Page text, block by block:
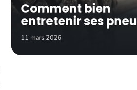
Comment bien
entretenir ses
11 mars 2026